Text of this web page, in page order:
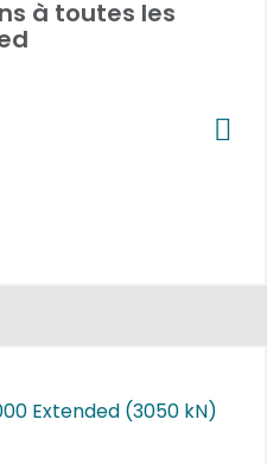
à toutes les